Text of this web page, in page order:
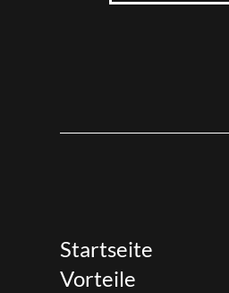
Startseite
Vorteile